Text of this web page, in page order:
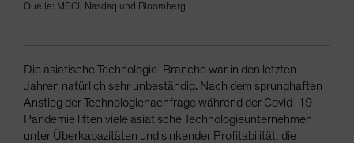
Quelle: MSCI, Nasdaq und Bloomberg
Die asiatische Technologie-Branche war in den letzten
Jahren natürlich sehr unbeständig. Nach dem sprunghaften
Anstieg der Technologienachfrage während der Covid-19-
Pandemie litten viele asiatische Technologieunternehmen
unter Überkapazitäten und sinkender Profitabilität; die